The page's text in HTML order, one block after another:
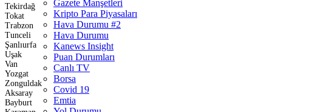
Tekirdağ
Tokat
Trabzon
Tunceli
Şanlıurfa
Uşak
Van
Yozgat
Zonguldak
Aksaray
Bayburt
Gazete Manşetleri
Kripto Para Piyasaları
Hava Durumu #2
Hava Durumu
Kanews Insight
Puan Durumları
Canlı TV
Borsa
Covid 19
Emtia